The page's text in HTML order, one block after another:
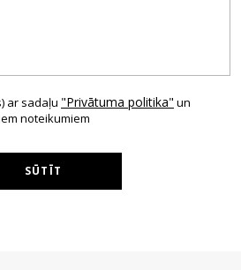
ar sadaļu "Privātuma politika" un
noteikumiem
SŪTĪT